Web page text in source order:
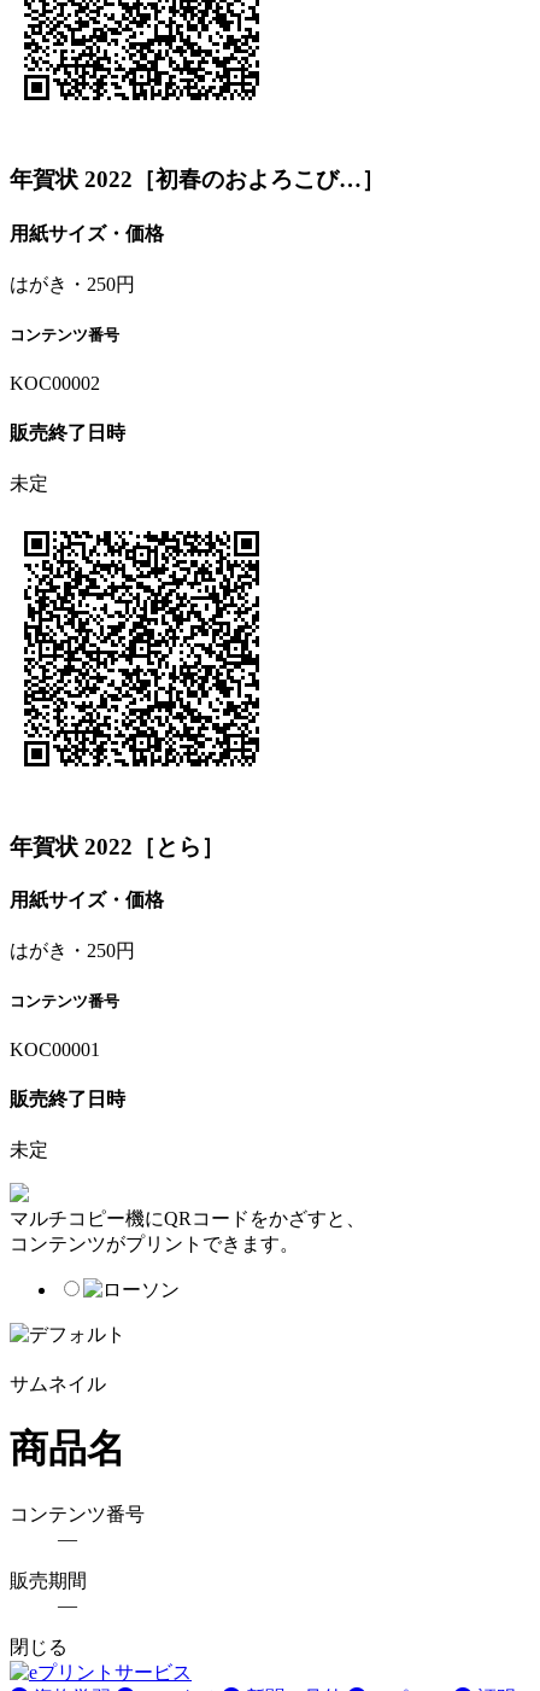
年賀状 2022［初春のおよろこび…］
用紙サイズ・価格
はがき・250円
コンテンツ番号
KOC00002
販売終了日時
未定
年賀状 2022［とら］
用紙サイズ・価格
はがき・250円
コンテンツ番号
KOC00001
販売終了日時
未定
マルチコピー機にQRコードをかざすと、
コンテンツがプリントできます。
サムネイル
商品名
コンテンツ番号
―
販売期間
―
閉じる